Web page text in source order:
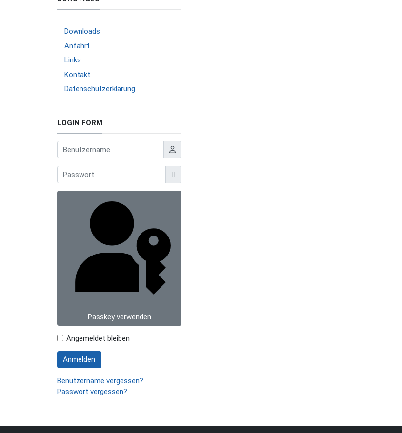
Downloads
Anfahrt
Links
Kontakt
Datenschutzerklärung
LOGIN FORM
Benutzername
Anzeigen
Passkey verwenden
Angemeldet bleiben
Anmelden
Benutzername vergessen?
Passwort vergessen?